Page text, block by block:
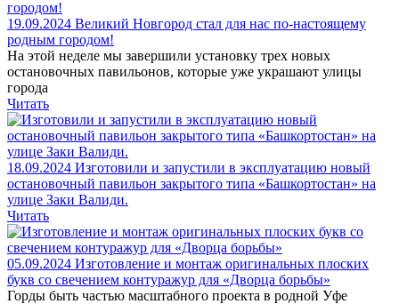
19.09.2024 Великий Новгород стал для нас по-настоящему
родным городом!
На этой неделе мы завершили установку трех новых
остановочных павильонов, которые уже украшают улицы
города
Читать
18.09.2024 Изготовили и запустили в эксплуатацию новый
остановочный павильон закрытого типа «Башкортостан» на
улице Заки Валиди.
Читать
05.09.2024 Изготовление и монтаж оригинальных плоских
букв со свечением контуражур для «Дворца борьбы»
Горды быть частью масштабного проекта в родной Уфе